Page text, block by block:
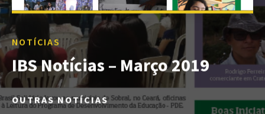
NOTÍCIAS
IBS Notícias – Março 2019
OUTRAS NOTÍCIAS